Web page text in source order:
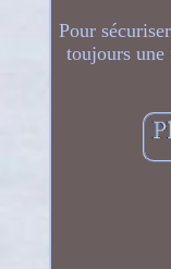
Pour
toujours une